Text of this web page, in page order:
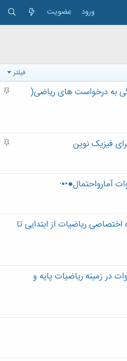
ورود عضویت
فیلتر
م
به درخواست های ریاضی(
م
فیزیک نوین
آمارواحتمال●•▪·
اختصاصی ریاضیات از ابتدایی تا
در زمینه ریاضیات پایه و